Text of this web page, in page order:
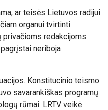
ar teisės Lietuvos radijui
organui tvirtinti
redakcijoms
neriboja
Konstitucinio teismo
savarankiškas programų
rūmai. LRTV veikė